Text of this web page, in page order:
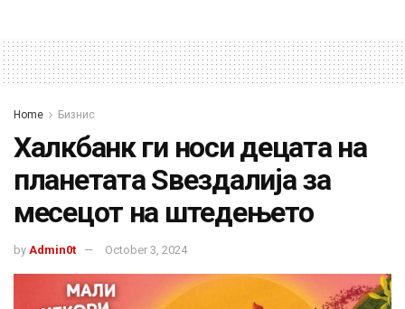
Home Бизнис
Халкбанк ги носи децата на
планетата Ѕвездалија за
месецот на штедењето
by Admin0t October 3, 2024